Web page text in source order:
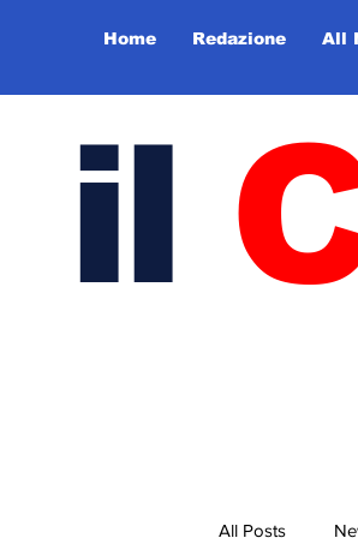
Home Redazione All
il
All Posts